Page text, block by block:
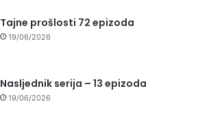
Tajne prošlosti 72 epizoda
19/06/2026
Nasljednik serija – 13 epizoda
19/06/2026